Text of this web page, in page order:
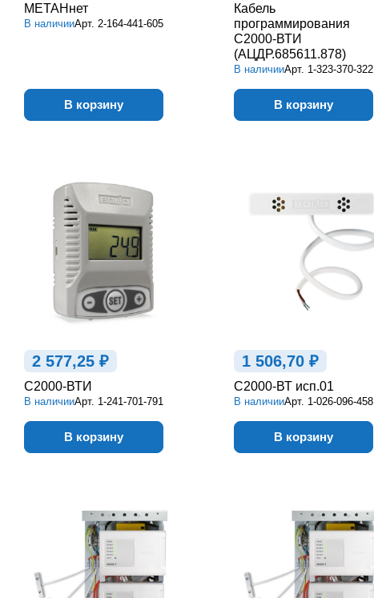
МЕТАНнет
В наличииАрт. 2-164-441-605
В корзину
Кабель
программирования
С2000-ВТИ
(АЦДР.685611.878)
В наличииАрт. 1-323-370-322
В корзину
2 577,25 ₽
С2000-ВТИ
В наличииАрт. 1-241-701-791
В корзину
1 506,70 ₽
С2000-ВТ исп.01
В наличииАрт. 1-026-096-458
В корзину